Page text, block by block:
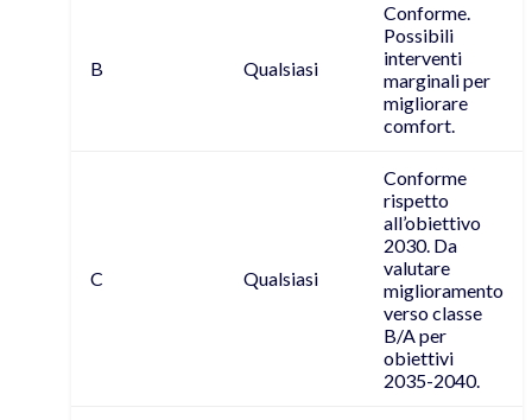
B Qualsiasi
Conforme.
Possibili
interventi
marginali per
migliorare
comfort.
C Qualsiasi
Conforme
rispetto
all’obiettivo
2030. Da
valutare
miglioramento
verso classe
B/A per
obiettivi
2035-2040.